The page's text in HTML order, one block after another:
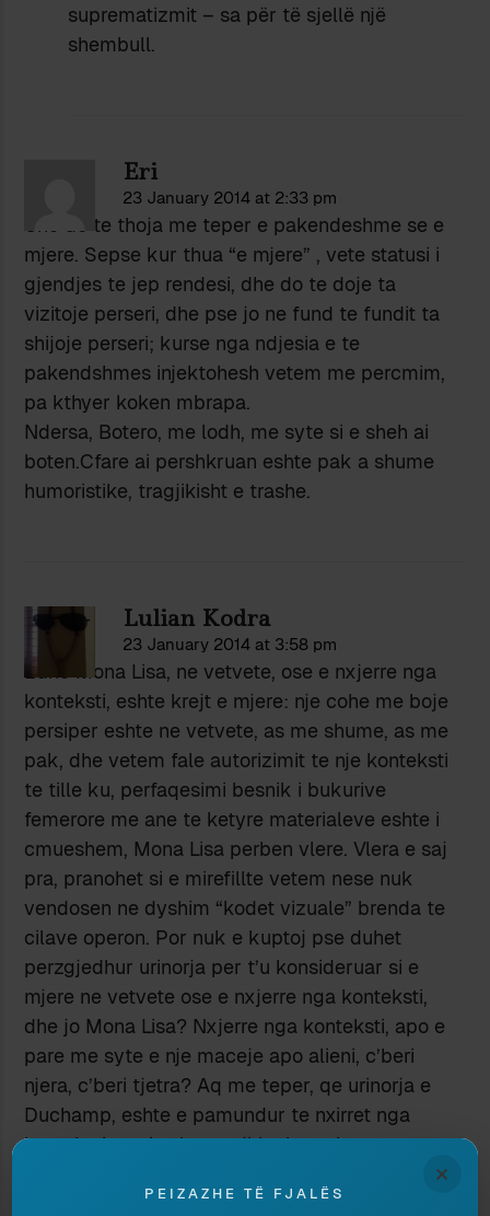
suprematizmit – sa për të sjellë një
shembull.
Eri
23 January 2014 at 2:33 pm
Une do te thoja me teper e pakendeshme se e
mjere. Sepse kur thua “e mjere” , vete statusi i
gjendjes te jep rendesi, dhe do te doje ta
vizitoje perseri, dhe pse jo ne fund te fundit ta
shijoje perseri; kurse nga ndjesia e te
pakendshmes injektohesh vetem me percmim,
pa kthyer koken mbrapa.
Ndersa, Botero, me lodh, me syte si e sheh ai
boten.Cfare ai pershkruan eshte pak a shume
humoristike, tragjikisht e trashe.
Lulian Kodra
23 January 2014 at 3:58 pm
Edhe Mona Lisa, ne vetvete, ose e nxjerre nga
konteksti, eshte krejt e mjere: nje cohe me boje
persiper eshte ne vetvete, as me shume, as me
pak, dhe vetem fale autorizimit te nje konteksti
te tille ku, perfaqesimi besnik i bukurive
femerore me ane te ketyre materialeve eshte i
cmueshem, Mona Lisa perben vlere. Vlera e saj
pra, pranohet si e mirefillte vetem nese nuk
vendosen ne dyshim “kodet vizuale” brenda te
cilave operon. Por nuk e kuptoj pse duhet
perzgjedhur urinorja per t’u konsideruar si e
mjere ne vetvete ose e nxjerre nga konteksti,
dhe jo Mona Lisa? Nxjerre nga konteksti, apo e
pare me syte e nje maceje apo alieni, c’beri
njera, c’beri tjetra? Aq me teper, qe urinorja e
Duchamp, eshte e pamundur te nxirret nga
konteksti, pasi eshte e gjitha kontekst ne
vetvete, prodhim njerezor. Keshtu qe nxjerre nga
konteksti, ajo nuk eshte thjesht e mjere, por nuk
×
PEIZAZHE TË FJALËS